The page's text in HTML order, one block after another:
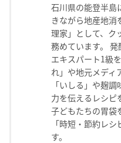
石川県の能登半島
きながら地産地消
理家」として、ク
務めています。
エキスパート1級
れ」や地元メディ
「いしる」や麹
力を伝えるレシピ
子どもたちの胃袋
「時短・節約レ
す。